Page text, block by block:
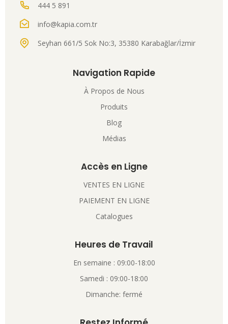
444 5 891
info@kapia.com.tr
Seyhan 661/5 Sok No:3, 35380 Karabağlar/İzmir
Navigation Rapide
À Propos de Nous
Produits
Blog
Médias
Accès en Ligne
VENTES EN LIGNE
PAIEMENT EN LIGNE
Catalogues
Heures de Travail
En semaine : 09:00-18:00
Samedi : 09:00-18:00
Dimanche: fermé